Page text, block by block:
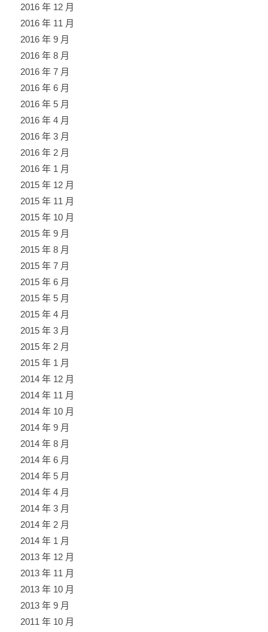
2016 年 12 月
2016 年 11 月
2016 年 9 月
2016 年 8 月
2016 年 7 月
2016 年 6 月
2016 年 5 月
2016 年 4 月
2016 年 3 月
2016 年 2 月
2016 年 1 月
2015 年 12 月
2015 年 11 月
2015 年 10 月
2015 年 9 月
2015 年 8 月
2015 年 7 月
2015 年 6 月
2015 年 5 月
2015 年 4 月
2015 年 3 月
2015 年 2 月
2015 年 1 月
2014 年 12 月
2014 年 11 月
2014 年 10 月
2014 年 9 月
2014 年 8 月
2014 年 6 月
2014 年 5 月
2014 年 4 月
2014 年 3 月
2014 年 2 月
2014 年 1 月
2013 年 12 月
2013 年 11 月
2013 年 10 月
2013 年 9 月
2011 年 10 月